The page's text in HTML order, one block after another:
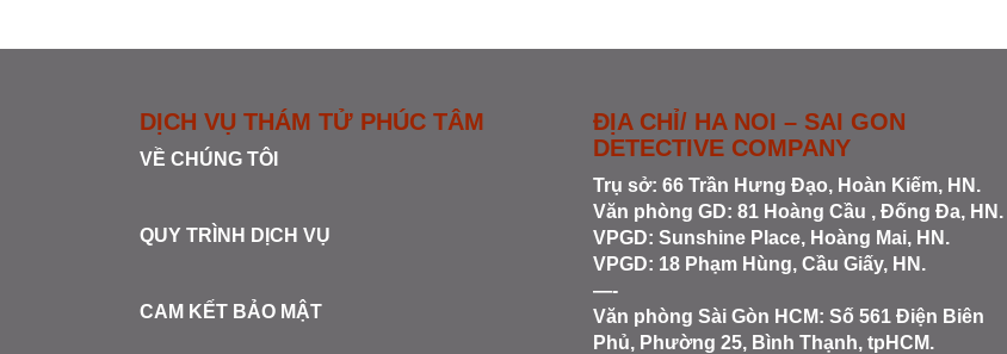
DỊCH VỤ THÁM TỬ PHÚC TÂM
VỀ CHÚNG TÔI
QUY TRÌNH DỊCH VỤ
CAM KẾT BẢO MẬT
ĐỊA CHỈ/ HA NOI – SAI GON
DETECTIVE COMPANY
Trụ sở: 66 Trần Hưng Đạo, Hoàn Kiếm, HN.
Văn phòng GD: 81 Hoàng Cầu , Đống Đa, HN.
VPGD: Sunshine Place, Hoàng Mai, HN.
VPGD: 18 Phạm Hùng, Cầu Giấy, HN.
—-
Văn phòng Sài Gòn HCM: Số 561 Điện Biên
Phủ, Phường 25, Bình Thạnh, tpHCM.